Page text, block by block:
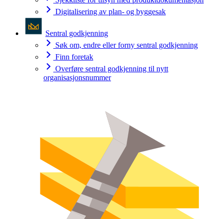
Digitalisering av plan- og byggesak
Sentral godkjenning
Søk om, endre eller forny sentral godkjenning
Finn foretak
Overføre sentral godkjenning til nytt
organisasjonsnummer